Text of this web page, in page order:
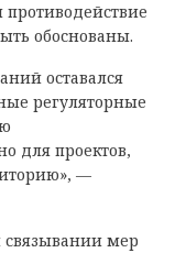
обоснованы.
оставался
регуляторные
для проектов,
—
мер